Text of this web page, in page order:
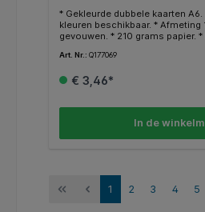
* Gekleurde dubbele kaarten
kleuren beschikbaar. * Afmeting
gevouwen. * 210 grams papier.
kleuren zijn ook enveloppen en
Art. Nr.: Q177069
€ 3,46*
In de
1 2 3 4 5